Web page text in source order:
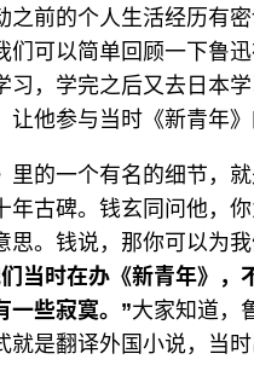
之前的个人生活经历有
们可以简单回顾一下鲁
习，学完之后又去日本
他参与当时《新青年》
里的一个有名的细节，
年古碑。钱玄同问他，
思。钱说，那你可以为
当时在办《新青年》，
一些寂寞。”大家知道，
就是翻译外国小说，当